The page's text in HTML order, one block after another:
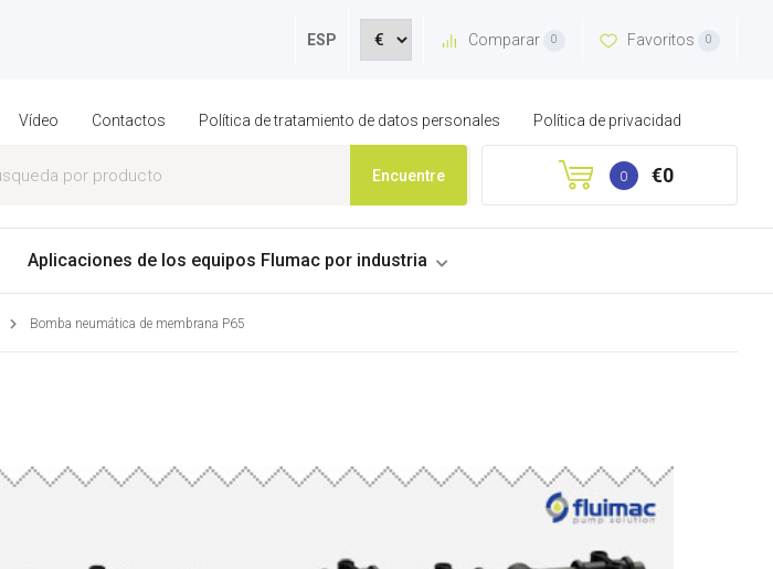
ESP Comparar 0 Favoritos 0
Vídeo Contactos Política de tratamiento de datos personales Política de privacidad
Encuentre 0 €0
Aplicaciones de los equipos Flumac por industria
Bomba neumática de membrana P65